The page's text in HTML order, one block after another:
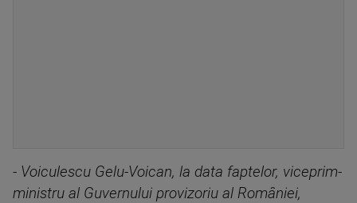
- Voiculescu Gelu-Voican, la data faptelor, viceprim-
ministru al Guvernului provizoriu al României,